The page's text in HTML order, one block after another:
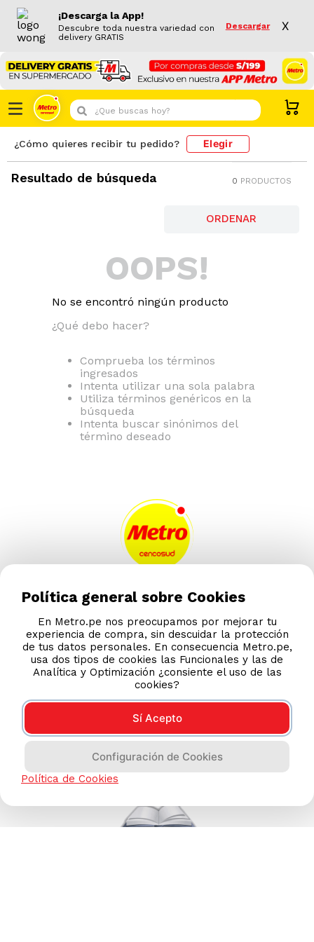
¡Descarga la App!
Descubre toda nuestra variedad con
delivery GRATIS
Descargar X
¿Que buscas hoy?
¿Cómo quieres recibir tu pedido? Elegir
Resultado de búsqueda 0 PRODUCTOS
OOPS!
No se encontró ningún producto
¿Qué debo hacer?
Comprueba los términos
ingresados
Intenta utilizar una sola palabra
Utiliza términos genéricos en la
búsqueda
Intenta buscar sinónimos del
término deseado
AYUDA CALLCENTER
(511) 613-8888
TIENDAS ONLINE
NOSOTROS
CONTÁCTANOS
Política general sobre Cookies
En Metro.pe nos preocupamos por mejorar tu
experiencia de compra, sin descuidar la protección
de tus datos personales. En consecuencia Metro.pe,
usa dos tipos de cookies las Funcionales y las de
Analítica y Optimización ¿consiente el uso de las
cookies?
Sí Acepto
Configuración de Cookies
Política de Cookies